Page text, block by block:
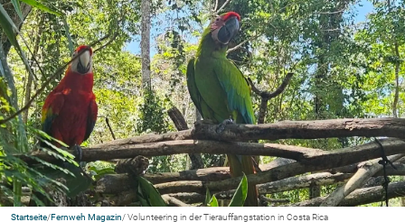
Startseite/Fernweh Magazin/ Volunteering in der Tierauffangstation in Costa Rica